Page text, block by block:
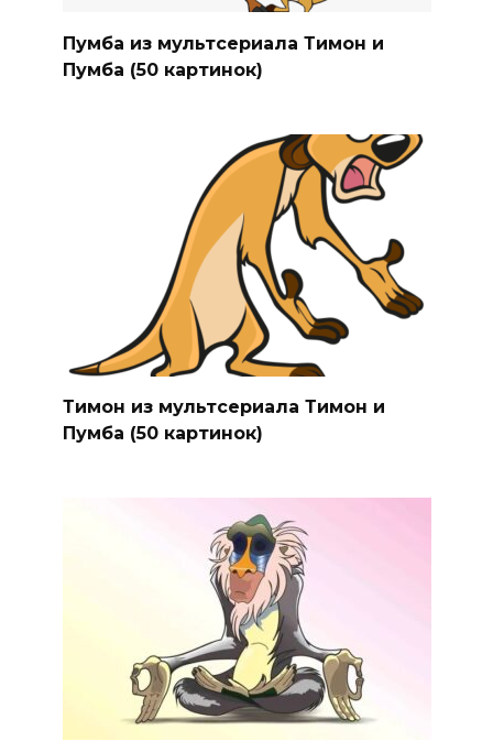
Пумба из мультсериала Тимон и
Пумба (50 картинок)
Тимон из мультсериала Тимон и
Пумба (50 картинок)